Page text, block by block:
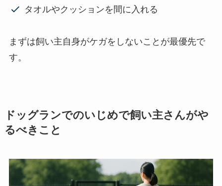
タオルやクッションを間に入れる
まずは飼い主自身がケガをしないことが最優先で
す。
ドッグランでのいじめで飼い主さんがや
るべきこと